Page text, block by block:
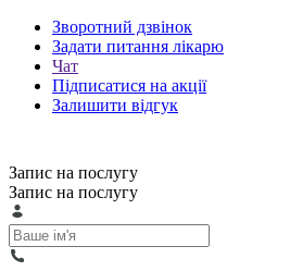
Зворотний дзвінок
Задати питання лікарю
Чат
Підписатися на акції
Залишити відгук
Запис на послугу
Запис на послугу